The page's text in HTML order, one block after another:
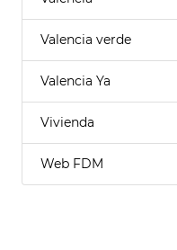
Valencia verde
Valencia Ya
Vivienda
Web FDM